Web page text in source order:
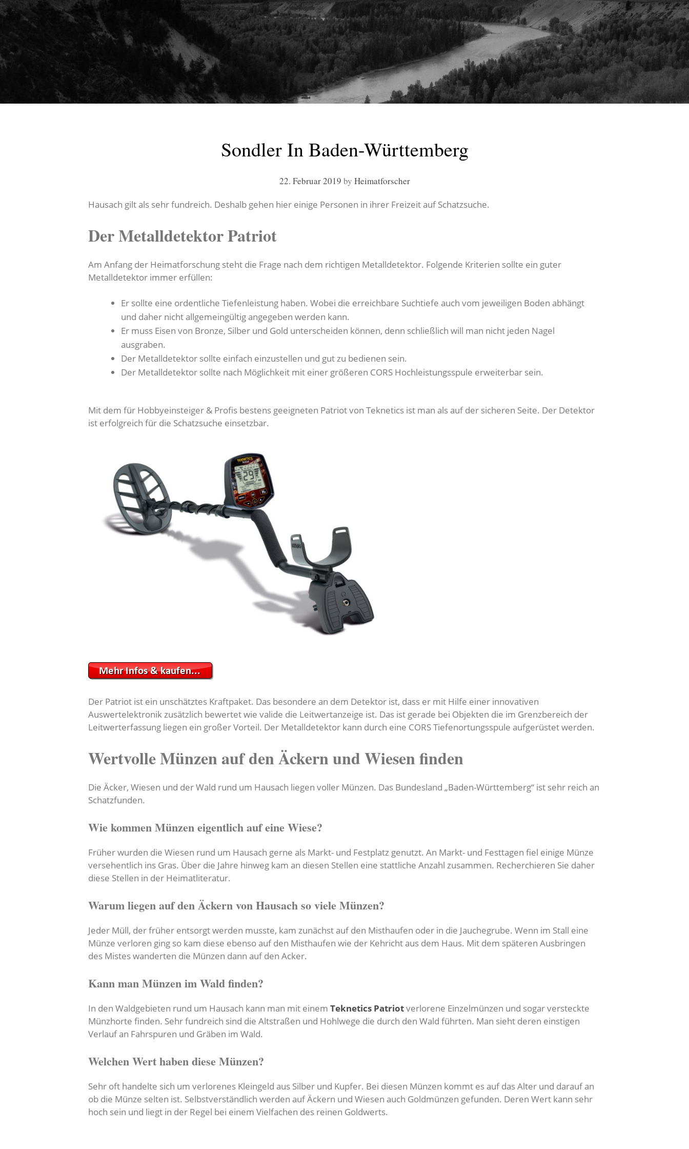
Sondler In Baden-Württemberg
22. Februar 2019 by Heimatforscher
Hausach gilt als sehr fundreich. Deshalb gehen hier einige Personen in ihrer Freizeit auf Schatzsuche.
Der Metalldetektor Patriot
Am Anfang der Heimatforschung steht die Frage nach dem richtigen Metalldetektor. Folgende Kriterien sollte ein guter
Metalldetektor immer erfüllen:
Er sollte eine ordentliche Tiefenleistung haben. Wobei die erreichbare Suchtiefe auch vom jeweiligen Boden abhängt
und daher nicht allgemeingültig angegeben werden kann.
Er muss Eisen von Bronze, Silber und Gold unterscheiden können, denn schließlich will man nicht jeden Nagel
ausgraben.
Der Metalldetektor sollte einfach einzustellen und gut zu bedienen sein.
Der Metalldetektor sollte nach Möglichkeit mit einer größeren CORS Hochleistungsspule erweiterbar sein.
Mit dem für Hobbyeinsteiger & Profis bestens geeigneten Patriot von Teknetics ist man als auf der sicheren Seite. Der Detektor
ist erfolgreich für die Schatzsuche einsetzbar.
Der Patriot ist ein unschätztes Kraftpaket. Das besondere an dem Detektor ist, dass er mit Hilfe einer innovativen
Auswertelektronik zusätzlich bewertet wie valide die Leitwertanzeige ist. Das ist gerade bei Objekten die im Grenzbereich der
Leitwerterfassung liegen ein großer Vorteil. Der Metalldetektor kann durch eine CORS Tiefenortungsspule aufgerüstet werden.
Wertvolle Münzen auf den Äckern und Wiesen finden
Die Äcker, Wiesen und der Wald rund um Hausach liegen voller Münzen. Das Bundesland „Baden-Württemberg“ ist sehr reich an
Schatzfunden.
Wie kommen Münzen eigentlich auf eine Wiese?
Früher wurden die Wiesen rund um Hausach gerne als Markt- und Festplatz genutzt. An Markt- und Festtagen fiel einige Münze
versehentlich ins Gras. Über die Jahre hinweg kam an diesen Stellen eine stattliche Anzahl zusammen. Recherchieren Sie daher
diese Stellen in der Heimatliteratur.
Warum liegen auf den Äckern von Hausach so viele Münzen?
Jeder Müll, der früher entsorgt werden musste, kam zunächst auf den Misthaufen oder in die Jauchegrube. Wenn im Stall eine
Münze verloren ging so kam diese ebenso auf den Misthaufen wie der Kehricht aus dem Haus. Mit dem späteren Ausbringen
des Mistes wanderten die Münzen dann auf den Acker.
Kann man Münzen im Wald finden?
In den Waldgebieten rund um Hausach kann man mit einem Teknetics Patriotverlorene Einzelmünzen und sogar versteckte
Münzhorte finden. Sehr fundreich sind die Altstraßen und Hohlwege die durch den Wald führten. Man sieht deren einstigen
Verlauf an Fahrspuren und Gräben im Wald.
Welchen Wert haben diese Münzen?
Sehr oft handelte sich um verlorenes Kleingeld aus Silber und Kupfer. Bei diesen Münzen kommt es auf das Alter und darauf an
ob die Münze selten ist. Selbstverständlich werden auf Äckern und Wiesen auch Goldmünzen gefunden. Deren Wert kann sehr
hoch sein und liegt in der Regel bei einem Vielfachen des reinen Goldwerts.